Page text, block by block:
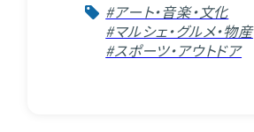
#アート・音楽・文化
#マルシェ・グルメ・物産
#スポーツ・アウトドア